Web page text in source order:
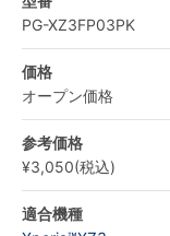
PG-XZ3FP03PK
価格
オープン価格
参考価格
¥3,050(税込)
適合機種